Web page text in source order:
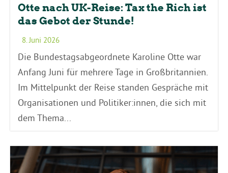
Otte nach UK-Reise: Tax the Rich ist
das Gebot der Stunde!
8. Juni 2026
Die Bundestagsabgeordnete Karoline Otte war
Anfang Juni für mehrere Tage in Großbritannien.
Im Mittelpunkt der Reise standen Gespräche mit
Organisationen und Politiker:innen, die sich mit
dem Thema...